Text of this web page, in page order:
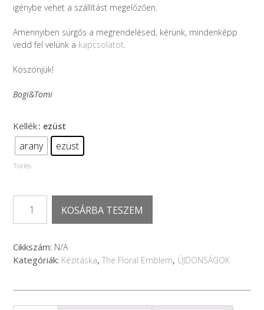
igénybe vehet a szállítást megelőzően.
Amennyiben sürgős a megrendelésed, kérünk, mindenképp
vedd fel velünk a kapcsolatot.
Köszönjük!
Bogi&Tomi
Kellék: ezüst
arany ezüst
Törlés
Floral
Emblem
sand
-
táska
KOSÁRBA TESZEM
Cikkszám: N/A
Kategóriák: Kézitáska, The Floral Emblem, ÚJDONSÁGOK